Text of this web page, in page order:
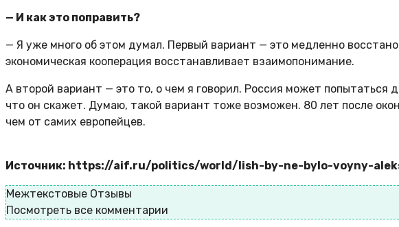
— И как это поправить?
— Я уже много об этом думал. Первый вариант — это медленно
экономическая кооперация восстанавливает взаимопонимание.
А второй вариант — это то, о чем я говорил. Россия может
что он скажет. Думаю, такой вариант тоже возможен. 80 лет после
чем от самих европейцев.
Источник: https://aif.ru/politics/world/lish-by-ne-bylo-voyny-
Межтекстовые Отзывы
Посмотреть все комментарии